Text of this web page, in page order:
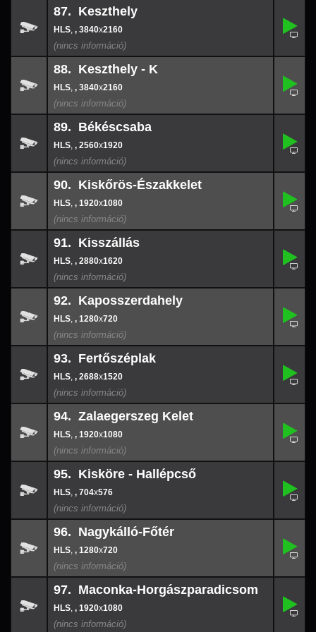
87.
87. Keszthely
, , 3840x2160
,
3840x
88.
88. Keszthely - K
, , 3840x2160
,
3840x
89.
89. Békéscsaba
, , 2560x1920
,
2560x
90.
90. Kiskőrös-Északkelet
, , 1920x1080
,
1920x
91.
91. Kisszállás
, , 2880x1620
,
2880x
92.
92. Kaposszerdahely
, , 1280x720
,
1280x
93.
93. Fertőszéplak
, , 2688x1520
,
2688x
94.
94. Zalaegerszeg Kelet
, , 1920x1080
,
1920x
95.
95. Kisköre - Hallépcső
, , 704x576
,
704x576
96.
96. Nagykálló-Főtér
, , 1280x720
,
1280x
97.
97. Maconka-Horgászparadicsom
, , 1920x1080
,
1920x